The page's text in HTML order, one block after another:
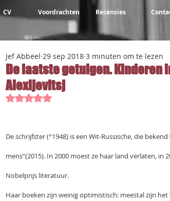
CV Voordrachten Recensies
De laatste getuigen. Kinderen
Alexijevitsj
Jef Abbeel 29 sep 2018 3 minuten om te lezen
Beoordeeld met NaN uit 5 sterren.
De schrijfster (°1948) is een Wit-Russische, die
mens”(2015). In 2000 moest ze haar land verlaten, in
Nobelprijs literatuur.
Haar boeken zijn weinig optimistisch: meestal zijn